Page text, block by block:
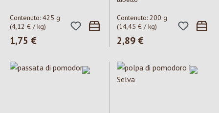
Contenuto: 425 g
(4,12 € / kg)
Prezzo normale:
1,75 €
Contenuto: 200 g
(14,45 € / kg)
Prezzo normale:
2,89 €